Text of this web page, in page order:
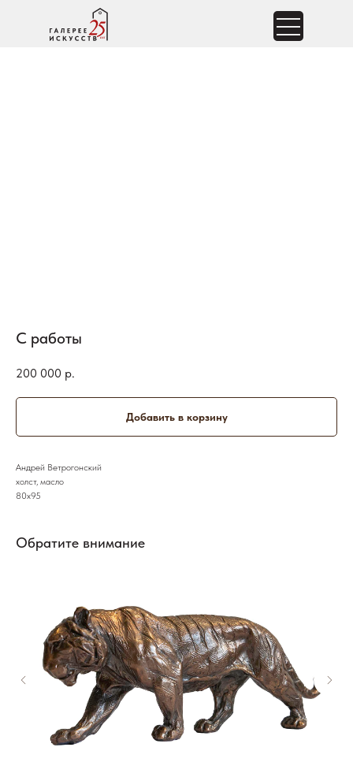
С работы
200 000 р.
Добавить в корзину
Андрей Ветрогонский
холст, масло
80х95
Обратите внимание